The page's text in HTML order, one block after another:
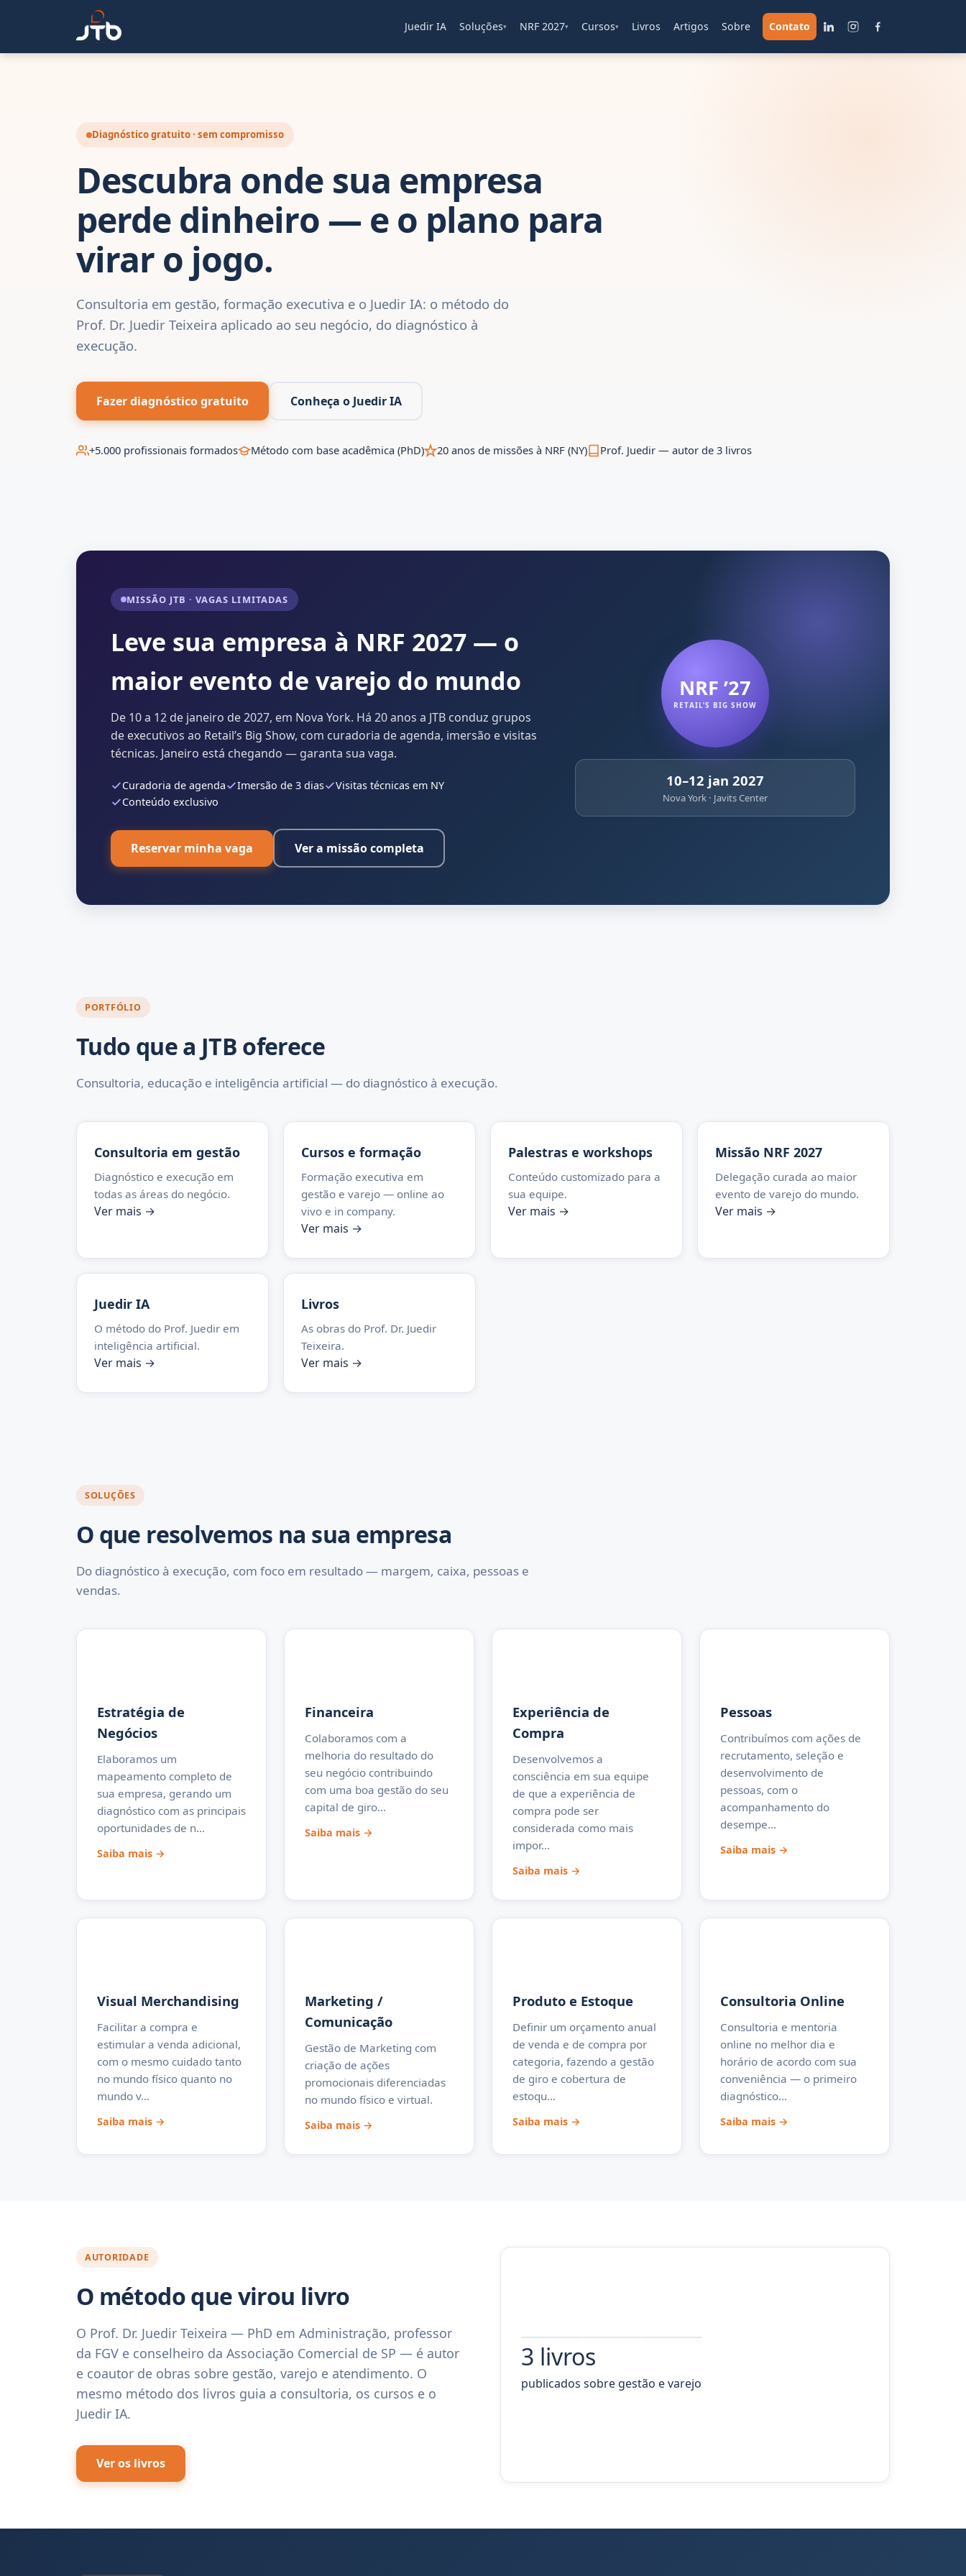
Juedir IA Soluções▾ NRF 2027▾ Cursos▾ Livros Artigos Sobre Contato
Diagnóstico gratuito · sem compromisso
Descubra onde sua empresa
perde dinheiro — e o plano para
virar o jogo.
Consultoria em gestão, formação executiva e o Juedir IA: o método do
Prof. Dr. Juedir Teixeira aplicado ao seu negócio, do diagnóstico à
execução.
Fazer diagnóstico gratuito Conheça o Juedir IA
+5.000 profissionais formados Método com base acadêmica (PhD) 20 anos de missões à NRF (NY) Prof. Juedir — autor de 3 livros
MISSÃO JTB · VAGAS LIMITADAS
Leve sua empresa à NRF 2027 — o
maior evento de varejo do mundo
De 10 a 12 de janeiro de 2027, em Nova York. Há 20 anos a JTB conduz grupos
de executivos ao Retail’s Big Show, com curadoria de agenda, imersão e visitas
técnicas. Janeiro está chegando — garanta sua vaga.
Curadoria de agenda Imersão de 3 dias
Visitas técnicas em NY
Conteúdo exclusivo
Reservar minha vaga Ver a missão completa
NRF ’27
RETAIL’S BIG SHOW
10–12 jan 2027
Nova York · Javits Center
PORTFÓLIO
Tudo que a JTB oferece
Consultoria, educação e inteligência artificial — do diagnóstico à execução.
Consultoria em gestão
Diagnóstico e execução em
todas as áreas do negócio.
Ver mais →
Cursos e formação
Formação executiva em
gestão e varejo — online ao
vivo e in company.
Ver mais →
Palestras e workshops
Conteúdo customizado para a
sua equipe.
Ver mais →
Missão NRF 2027
Delegação curada ao maior
evento de varejo do mundo.
Ver mais →
Juedir IA
O método do Prof. Juedir em
inteligência artificial.
Ver mais →
Livros
As obras do Prof. Dr. Juedir
Teixeira.
Ver mais →
SOLUÇÕES
O que resolvemos na sua empresa
Do diagnóstico à execução, com foco em resultado — margem, caixa, pessoas e
vendas.
Estratégia de
Negócios
Elaboramos um
mapeamento completo de
sua empresa, gerando um
diagnóstico com as principais
oportunidades de n…
Saiba mais →
Financeira
Colaboramos com a
melhoria do resultado do
seu negócio contribuindo
com uma boa gestão do seu
capital de giro…
Saiba mais →
Experiência de
Compra
Desenvolvemos a
consciência em sua equipe
de que a experiência de
compra pode ser
considerada como mais
impor…
Saiba mais →
Pessoas
Contribuímos com ações de
recrutamento, seleção e
desenvolvimento de
pessoas, com o
acompanhamento do
desempe…
Saiba mais →
Visual Merchandising
Facilitar a compra e
estimular a venda adicional,
com o mesmo cuidado tanto
no mundo físico quanto no
mundo v…
Saiba mais →
Marketing /
Comunicação
Gestão de Marketing com
criação de ações
promocionais diferenciadas
no mundo físico e virtual.
Saiba mais →
Produto e Estoque
Definir um orçamento anual
de venda e de compra por
categoria, fazendo a gestão
de giro e cobertura de
estoqu…
Saiba mais →
Consultoria Online
Consultoria e mentoria
online no melhor dia e
horário de acordo com sua
conveniência — o primeiro
diagnóstico…
Saiba mais →
AUTORIDADE
O método que virou livro
O Prof. Dr. Juedir Teixeira — PhD em Administração, professor
da FGV e conselheiro da Associação Comercial de SP — é autor
e coautor de obras sobre gestão, varejo e atendimento. O
mesmo método dos livros guia a consultoria, os cursos e o
Juedir IA.
Ver os livros
Gestão
Estratégica
de
em
Atendimento
3 livros
publicados sobre gestão e varejo